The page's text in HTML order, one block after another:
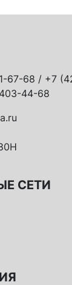
67-68 / +7
44-68
СЕТИ